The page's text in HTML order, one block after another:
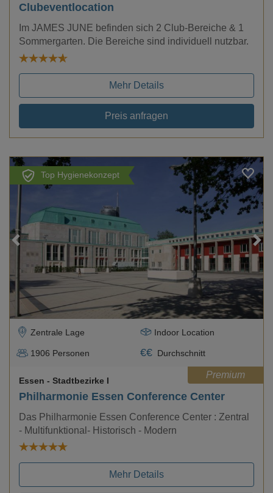
Clubeventlocation
Im JAMES JUNE befinden sich 2 Club-Bereiche & 1
Sommergarten. Die Bereiche sind individuell nutzbar.
Mehr Details
Preis anfragen
Top Hygienekonzept
Loading...
Zentrale Lage Indoor Location
1906 Personen €€ Durchschnitt
Premium
Philharmonie Essen Conference Center
Essen - Stadtbezirke I
Das Philharmonie Essen Conference Center : Zentral
- Multifunktional- Historisch - Modern
Mehr Details